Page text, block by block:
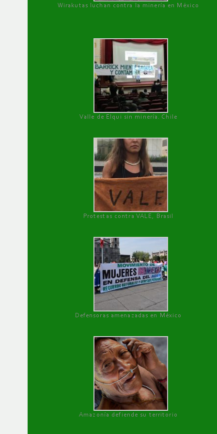
Wirakutas luchan contra la minería en México
Valle de Elqui sin minería. Chile
Protestas contra VALE, Brasil
Defensoras amenazadas en México
Amazonía defiende su territorio